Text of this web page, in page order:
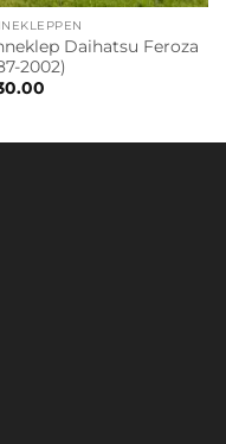
Daihatsu Feroza
2002)